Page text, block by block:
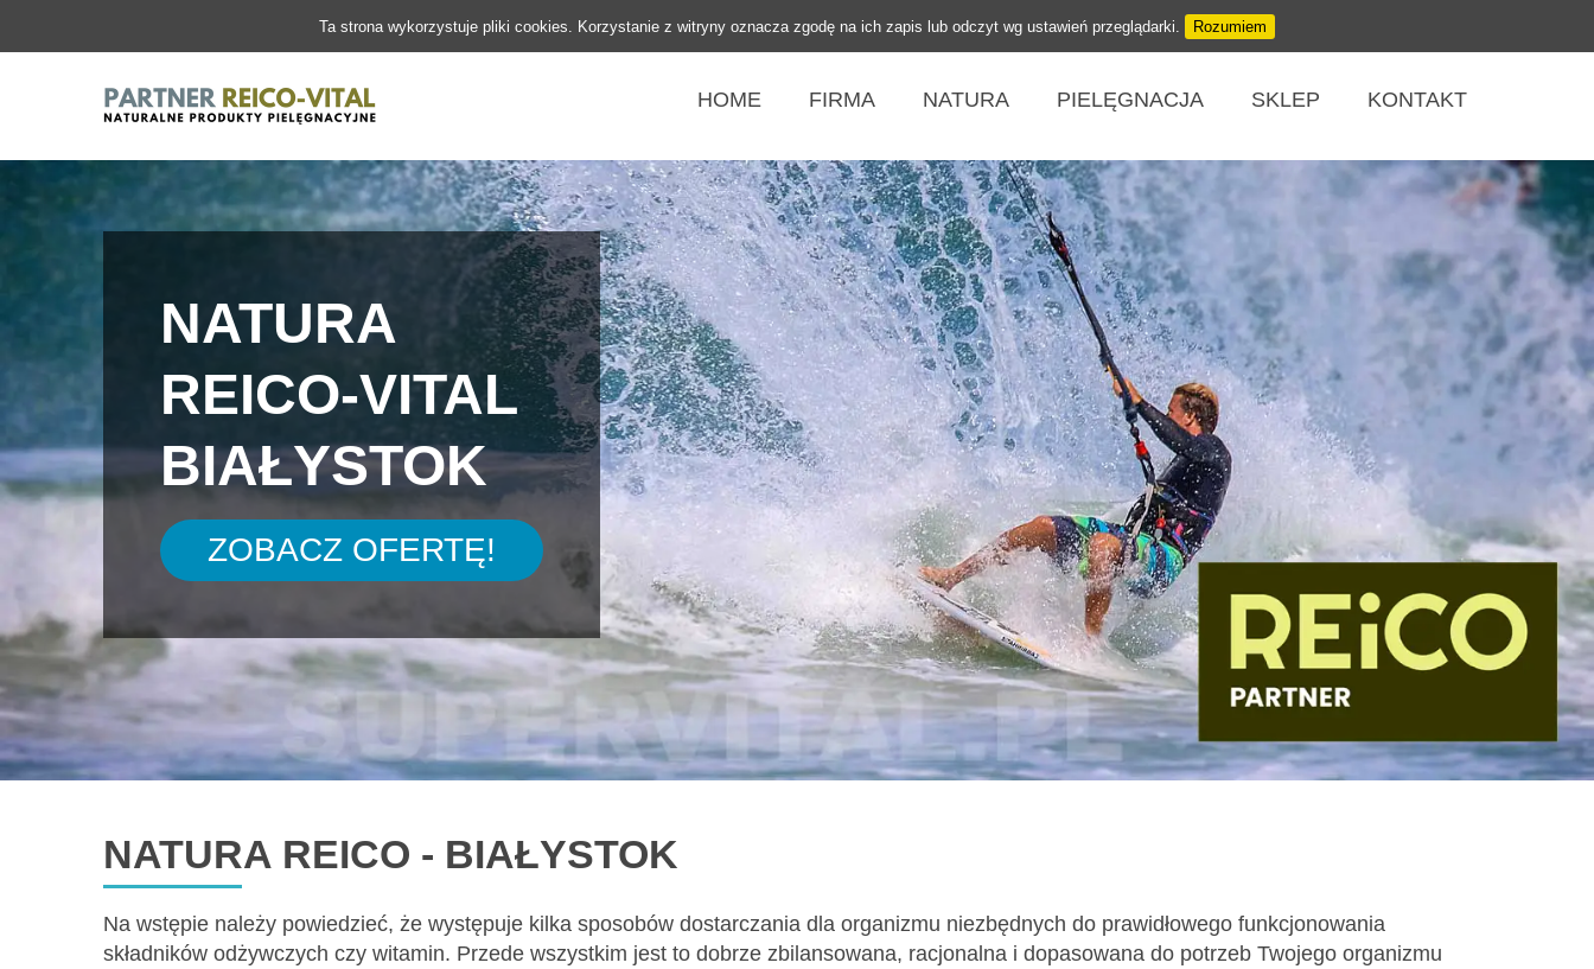
Ta strona wykorzystuje pliki cookies. Korzystanie z witryny oznacza zgodę na ich zapis lub odczyt wg ustawień przeglądarki. Rozumiem
HOME FIRMA NATURA PIELĘGNACJA SKLEP KONTAKT
NATURA
REICO-VITAL
BIAŁYSTOK
ZOBACZ OFERTĘ!
NATURA REICO - BIAŁYSTOK
Na wstępie należy powiedzieć, że występuje kilka sposobów dostarczania dla organizmu niezbędnych do prawidłowego funkcjonowania
składników odżywczych czy witamin. Przede wszystkim jest to dobrze zbilansowana, racjonalna i dopasowana do potrzeb Twojego organizmu